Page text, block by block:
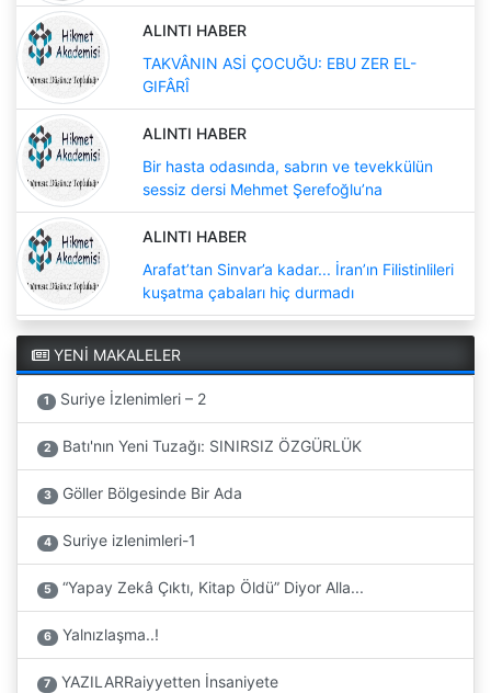
ALINTI HABER
TAKVÂNIN ASİ ÇOCUĞU: EBU ZER EL-
GIFÂRÎ
ALINTI HABER
Bir hasta odasında, sabrın ve tevekkülün
sessiz dersi Mehmet Şerefoğlu’na
ALINTI HABER
Arafat’tan Sinvar’a kadar... İran’ın Filistinlileri
kuşatma çabaları hiç durmadı
YENİ MAKALELER
1 Suriye İzlenimleri – 2
2 Batı'nın Yeni Tuzağı: SINIRSIZ ÖZGÜRLÜK
3 Göller Bölgesinde Bir Ada
4 Suriye izlenimleri-1
5 “Yapay Zekâ Çıktı, Kitap Öldü” Diyor Alla...
6 Yalnızlaşma..!
7 YAZILARRaiyyetten İnsaniyete